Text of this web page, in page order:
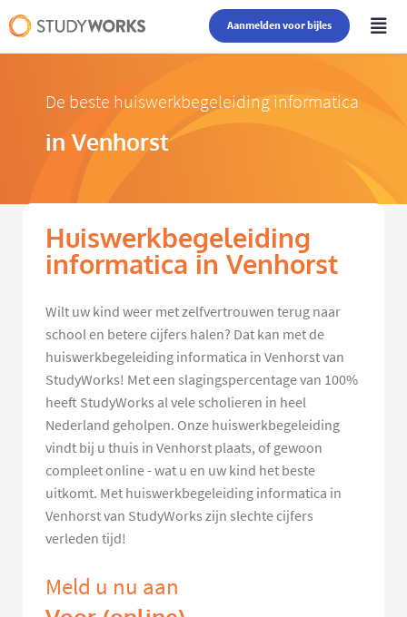
Aanmelden voor bijles
De beste huiswerkbegeleiding informatica
in Venhorst
Huiswerkbegeleiding
informatica in Venhorst
Wilt uw kind weer met zelfvertrouwen terug naar
school en betere cijfers halen? Dat kan met de
huiswerkbegeleiding informatica in Venhorst van
StudyWorks! Met een slagingspercentage van 100%
heeft StudyWorks al vele scholieren in heel
Nederland geholpen. Onze huiswerkbegeleiding
vindt bij u thuis in Venhorst plaats, of gewoon
compleet online - wat u en uw kind het beste
uitkomt. Met huiswerkbegeleiding informatica in
Venhorst van StudyWorks zijn slechte cijfers
verleden tijd!
Meld u nu aan